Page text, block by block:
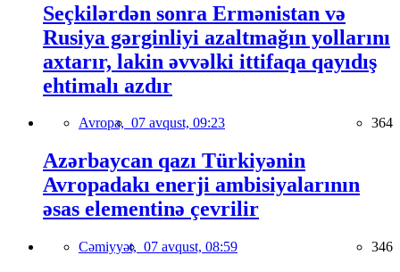
Seçkilərdən sonra Ermənistan və
Rusiya gərginliyi azaltmağın yollarını
axtarır, lakin əvvəlki ittifaqa qayıdış
ehtimalı azdır
Avropa, 07 avqust, 09:23 364
Azərbaycan qazı Türkiyənin
Avropadakı enerji ambisiyalarının
əsas elementinə çevrilir
Cəmiyyət, 07 avqust, 08:59 346